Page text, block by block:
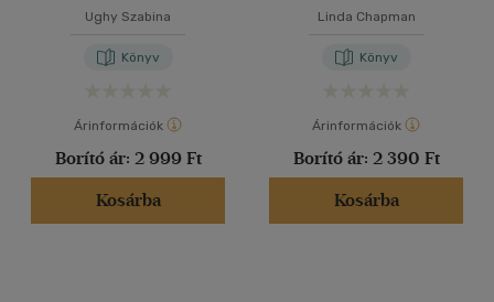
Ughy Szabina
Könyv
Árinformációk
Borító ár: 2 999 Ft
Kosárba
Linda Chapman
Könyv
Árinformációk
Borító ár: 2 390 Ft
Kosárba